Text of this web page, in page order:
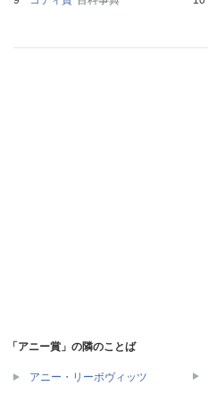
「アニー賞」の隣のことば
アニー・リーボヴィッツ